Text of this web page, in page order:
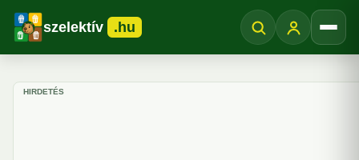
szelektív .hu
HIRDETÉS